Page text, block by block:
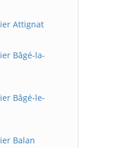
Attignat
Bâgé-la-
Bâgé-le-
Balan